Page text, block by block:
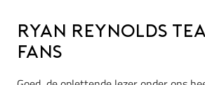
Ryan Reynolds
fans